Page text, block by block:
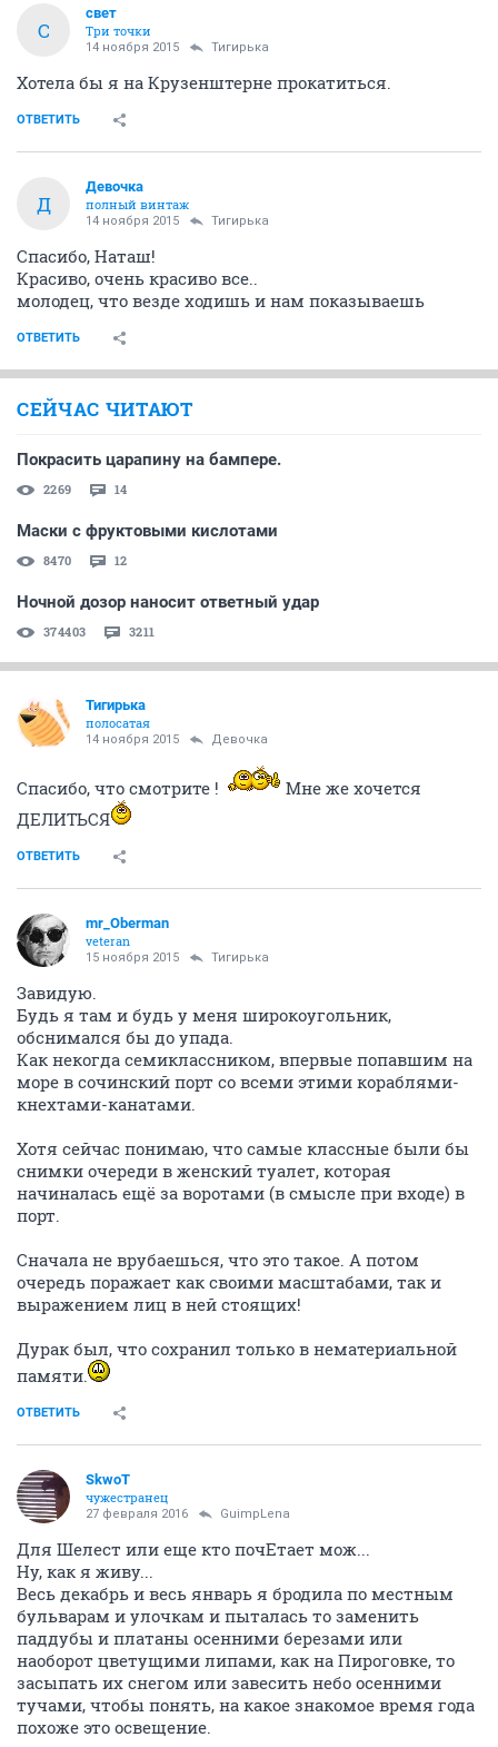
С
свет
Три точки
14 ноября 2015 Тигирька
Хотела бы я на Крузенштерне прокатиться.
ОТВЕТИТЬ
Д
Девочка
полный винтаж
14 ноября 2015 Тигирька
Спасибо, Наташ!
Красиво, очень красиво все..
молодец, что везде ходишь и нам показываешь
ОТВЕТИТЬ
СЕЙЧАС ЧИТАЮТ
Покрасить царапину на бампере.
2269 14
Маски с фруктовыми кислотами
8470 12
Ночной дозор наносит ответный удар
374403 3211
Тигирька
полосатая
14 ноября 2015 Девочка
Спасибо, что смотрите !
Мне же хочется
ДЕЛИТЬСЯ
ОТВЕТИТЬ
mr_Oberman
veteran
15 ноября 2015 Тигирька
Завидую.
Будь я там и будь у меня широкоугольник,
обснимался бы до упада.
Как некогда семиклассником, впервые попавшим на
море в сочинский порт со всеми этими кораблями-
кнехтами-канатами.
Хотя сейчас понимаю, что самые классные были бы
снимки очереди в женский туалет, которая
начиналась ещё за воротами (в смысле при входе) в
порт.
Сначала не врубаешься, что это такое. А потом
очередь поражает как своими масштабами, так и
выражением лиц в ней стоящих!
Дурак был, что сохранил только в нематериальной
памяти.
ОТВЕТИТЬ
SkwоT
чужестранец
27 февраля 2016 GuimpLena
Для Шелест или еще кто почЕтает мож...
Ну, как я живу...
Весь декабрь и весь январь я бродила по местным
бульварам и улочкам и пыталась то заменить
паддубы и платаны осенними березами или
наоборот цветущими липами, как на Пироговке, то
засыпать их снегом или завесить небо осенними
тучами, чтобы понять, на какое знакомое время года
похоже это освещение.